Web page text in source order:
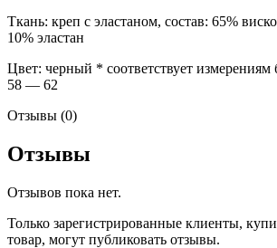
Ткань: креп с эластаном, состав: 65%
10% эластан
Цвет: черный * соответствует измерениям
58 — 62
Отзывы (0)
Отзывы
Отзывов пока нет.
Только зарегистрированные клиенты,
товар, могут публиковать отзывы.